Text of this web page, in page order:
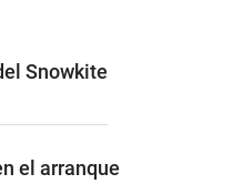
Snowkite
el arranque